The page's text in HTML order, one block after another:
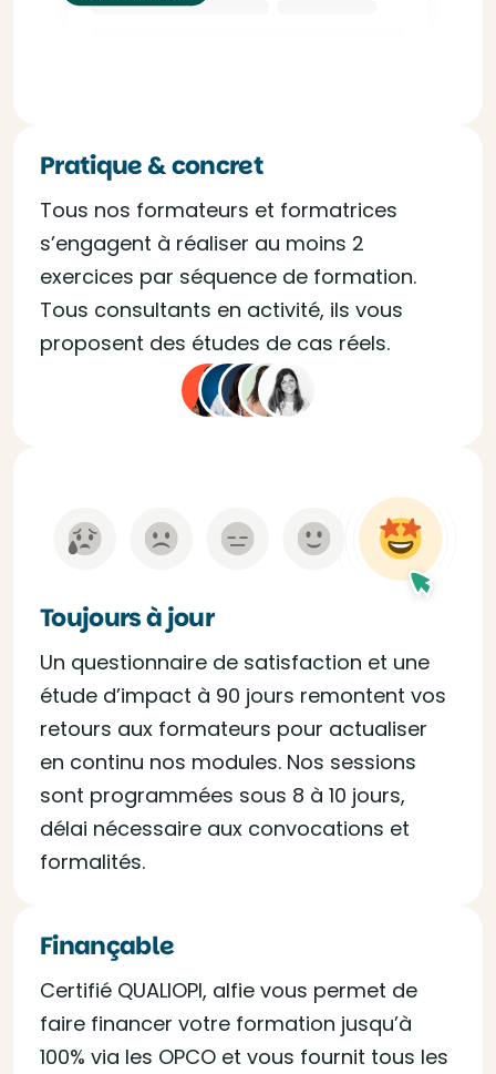
Pratique & concret
Tous nos formateurs et formatrices
s’engagent à réaliser au moins 2
exercices par séquence de formation.
Tous consultants en activité, ils vous
proposent des études de cas réels.
Toujours à jour
Un questionnaire de satisfaction et une
étude d’impact à 90 jours remontent vos
retours aux formateurs pour actualiser
en continu nos modules. Nos sessions
sont programmées sous 8 à 10 jours,
délai nécessaire aux convocations et
formalités.
Finançable
Certifié QUALIOPI, alfie vous permet de
faire financer votre formation jusqu’à
100% via les OPCO et vous fournit tous les